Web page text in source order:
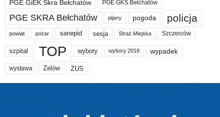
PGE GiEK Skra Bełchatów PGE GKS Bełchatów
PGE SKRA Bełchatów pijany pogoda policja
powiat pożar sanepid sesja Straż Miejska Szczerców
szpital TOP wybory wybory 2018 wypadek
wystawa Zelów ZUS